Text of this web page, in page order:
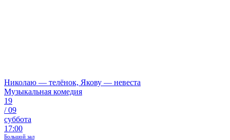
Николаю — телёнок, Якову — невеста
Музыкальная комедия
19
/09
суббота
17:00
Большой зал